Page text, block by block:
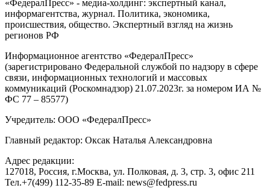
«ФедералПресс» - медиа-холдинг: экспертный канал,
информагентства, журнал. Политика, экономика,
происшествия, общество. Экспертный взгляд на жизнь
регионов РФ
Информационное агентство «ФедералПресс»
(зарегистрировано Федеральной службой по надзору в сфере
связи, информационных технологий и массовых
коммуникаций (Роскомнадзор) 21.07.2023г. за номером ИА №
ФС 77 – 85577)
Учредитель: ООО «ФедералПресс»
Главный редактор: Оксак Наталья Александровна
Адрес редакции:
127018, Россия, г.Москва, ул. Полковая, д. 3, стр. 3, офис 211
Тел.+7(499) 112-35-89 E-mail: news@fedpress.ru